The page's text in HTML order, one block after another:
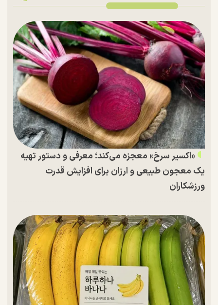
«اکسیر سرخ» معجزه می‌کند؛ معرفی و دستور تهیه
یک معجون طبیعی و ارزان برای افزایش قدرت
ورزشکاران